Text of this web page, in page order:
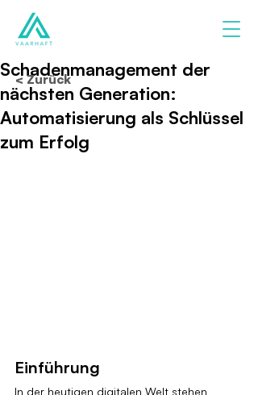
Schadenmanagement der
nächsten Generation:
Automatisierung als Schlüssel
zum Erfolg
Einführung
In der heutigen digitalen Welt stehen
< Zurück